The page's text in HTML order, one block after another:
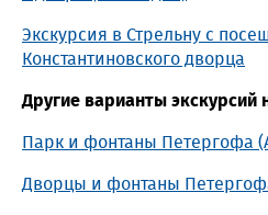
Экскурсия в Стрельну с
Константиновского дворца
Другие варианты экскурсий
Парк и фонтаны Петергофа
Дворцы и фонтаны